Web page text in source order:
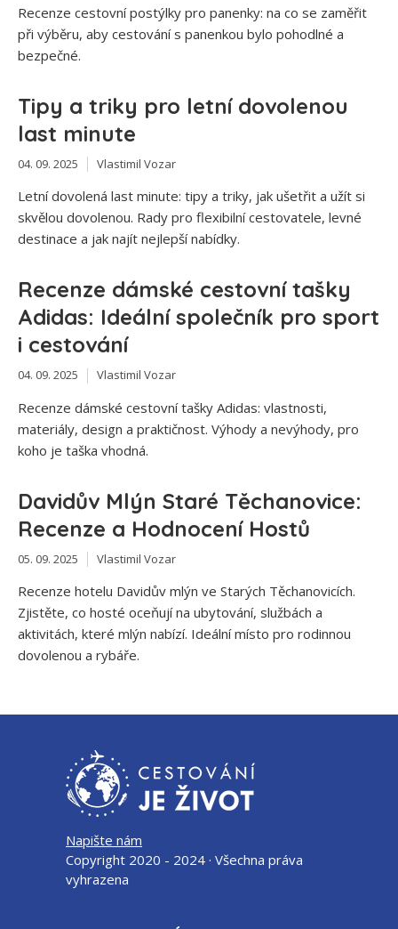
Recenze cestovní postýlky pro panenky: na co se zaměřit
při výběru, aby cestování s panenkou bylo pohodlné a
bezpečné.
Tipy a triky pro letní dovolenou
last minute
04. 09. 2025 Vlastimil Vozar
Letní dovolená last minute: tipy a triky, jak ušetřit a užít si
skvělou dovolenou. Rady pro flexibilní cestovatele, levné
destinace a jak najít nejlepší nabídky.
Recenze dámské cestovní tašky
Adidas: Ideální společník pro sport
i cestování
04. 09. 2025 Vlastimil Vozar
Recenze dámské cestovní tašky Adidas: vlastnosti,
materiály, design a praktičnost. Výhody a nevýhody, pro
koho je taška vhodná.
Davidův Mlýn Staré Těchanovice:
Recenze a Hodnocení Hostů
05. 09. 2025 Vlastimil Vozar
Recenze hotelu Davidův mlýn ve Starých Těchanovicích.
Zjistěte, co hosté oceňují na ubytování, službách a
aktivitách, které mlýn nabízí. Ideální místo pro rodinnou
dovolenou a rybáře.
Napište nám
Copyright 2020 - 2024 · Všechna práva
vyhrazena